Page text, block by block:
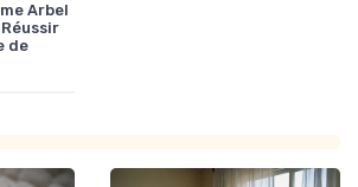
Arbel
Réussir
de